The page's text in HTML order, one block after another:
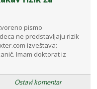
pismo
ne predstavljaju rizik
izveštava:
Imam doktorat iz
Ostavi komentar